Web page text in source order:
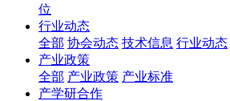
位
行业动态
全部 协会动态 技术信息 行业动态
产业政策
全部 产业政策 产业标准
产学研合作